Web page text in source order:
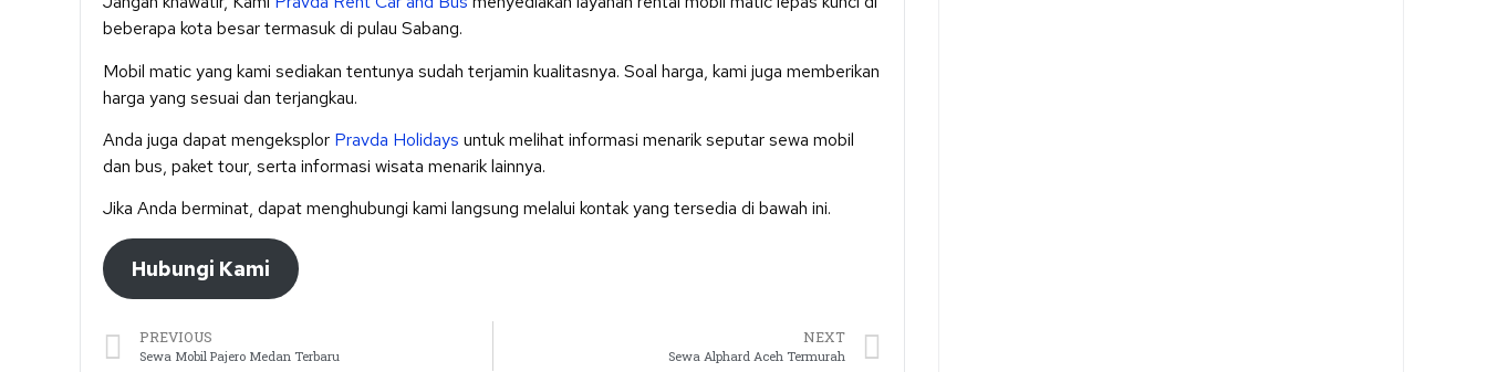
beberapa kota besar termasuk di pulau Sabang.
Mobil matic yang kami sediakan tentunya sudah terjamin kualitasnya. Soal harga, kami juga memberikan
harga yang sesuai dan terjangkau.
Anda juga dapat mengeksplor Pravda Holidays untuk melihat informasi menarik seputar sewa mobil
dan bus, paket tour, serta informasi wisata menarik lainnya.
Jika Anda berminat, dapat menghubungi kami langsung melalui kontak yang tersedia di bawah ini.
Hubungi Kami
PREVIOUS
Sewa Mobil Pajero Medan Terbaru
NEXT
Sewa Alphard Aceh Termurah